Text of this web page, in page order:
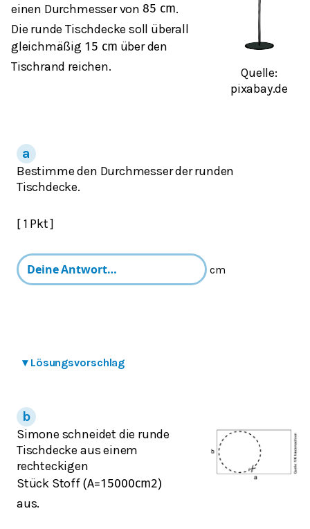
einen Durchmesser von 85 cm.
Die runde Tischdecke soll überall
gleichmäßig 15 cm über den
Tischrand reichen.
Quelle:
pixabay.de
Bestimme den Durchmesser der runden
Tischdecke.
[ 1 Pkt ]
cm
▾ Lösungsvorschlag
Simone schneidet die runde
Tischdecke aus einem
rechteckigen
Stück Stoff (A=15000cm2)
aus.